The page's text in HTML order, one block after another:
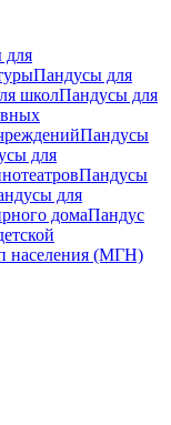
для
Пандусы для
школПандусы для
Пандусы
для
Пандусы
для
домаПандус
населения (МГН)